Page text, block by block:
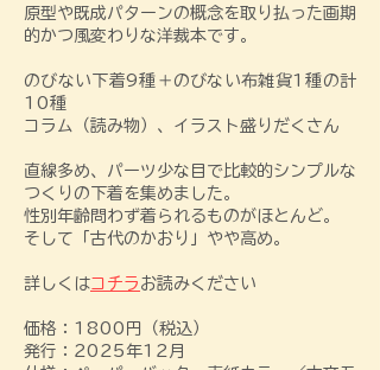
​原型や既成パターンの概念を取り払った画期
的かつ風変わりな洋裁本です。​
のびない下着9種＋のびない布雑貨1種の計
10種
コラム（読み物）、イラスト盛りだくさん
直線多め、パーツ少な目で比較的シンプルな
つくりの下着を集めました。
性別年齢問わず着られるものがほとんど。
そして「古代のかおり」やや高め。
​詳しくはコチラ お読みください
価格：1800円（税込）
​発行：2025年12月